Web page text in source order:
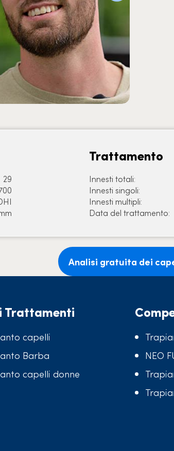
29
Trattamento
Innesti totali:
Innesti singoli:
Innesti multipli:
Data del trattamento:
Analisi gratuita dei
Trattamenti
capelli
Barba
capelli donne
NEO